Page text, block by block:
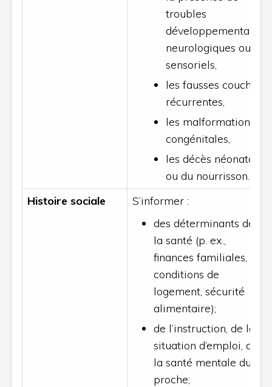
troubles
développementaux,
neurologiques ou
sensoriels,
les fausses couches
récurrentes,
les malformations
congénitales,
les décès néonatals
ou du nourrisson.
Histoire sociale
S’informer :
des déterminants de
la santé (p. ex.,
finances familiales,
conditions de
logement, sécurité
alimentaire);
de l’instruction, de la
situation d’emploi, de
la santé mentale du
proche;